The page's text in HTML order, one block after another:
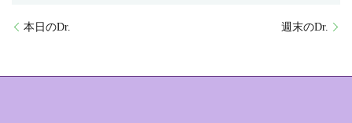
本日のDr. 週末のDr.